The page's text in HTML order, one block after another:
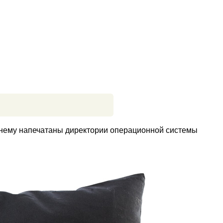
напечатаны директории операционной системы